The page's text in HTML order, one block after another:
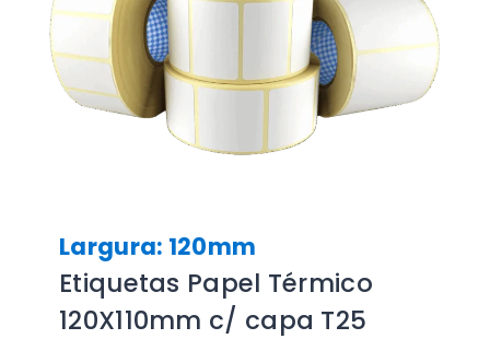
Largura: 120mm
Etiquetas Papel Térmico
120X110mm c/ capa T25